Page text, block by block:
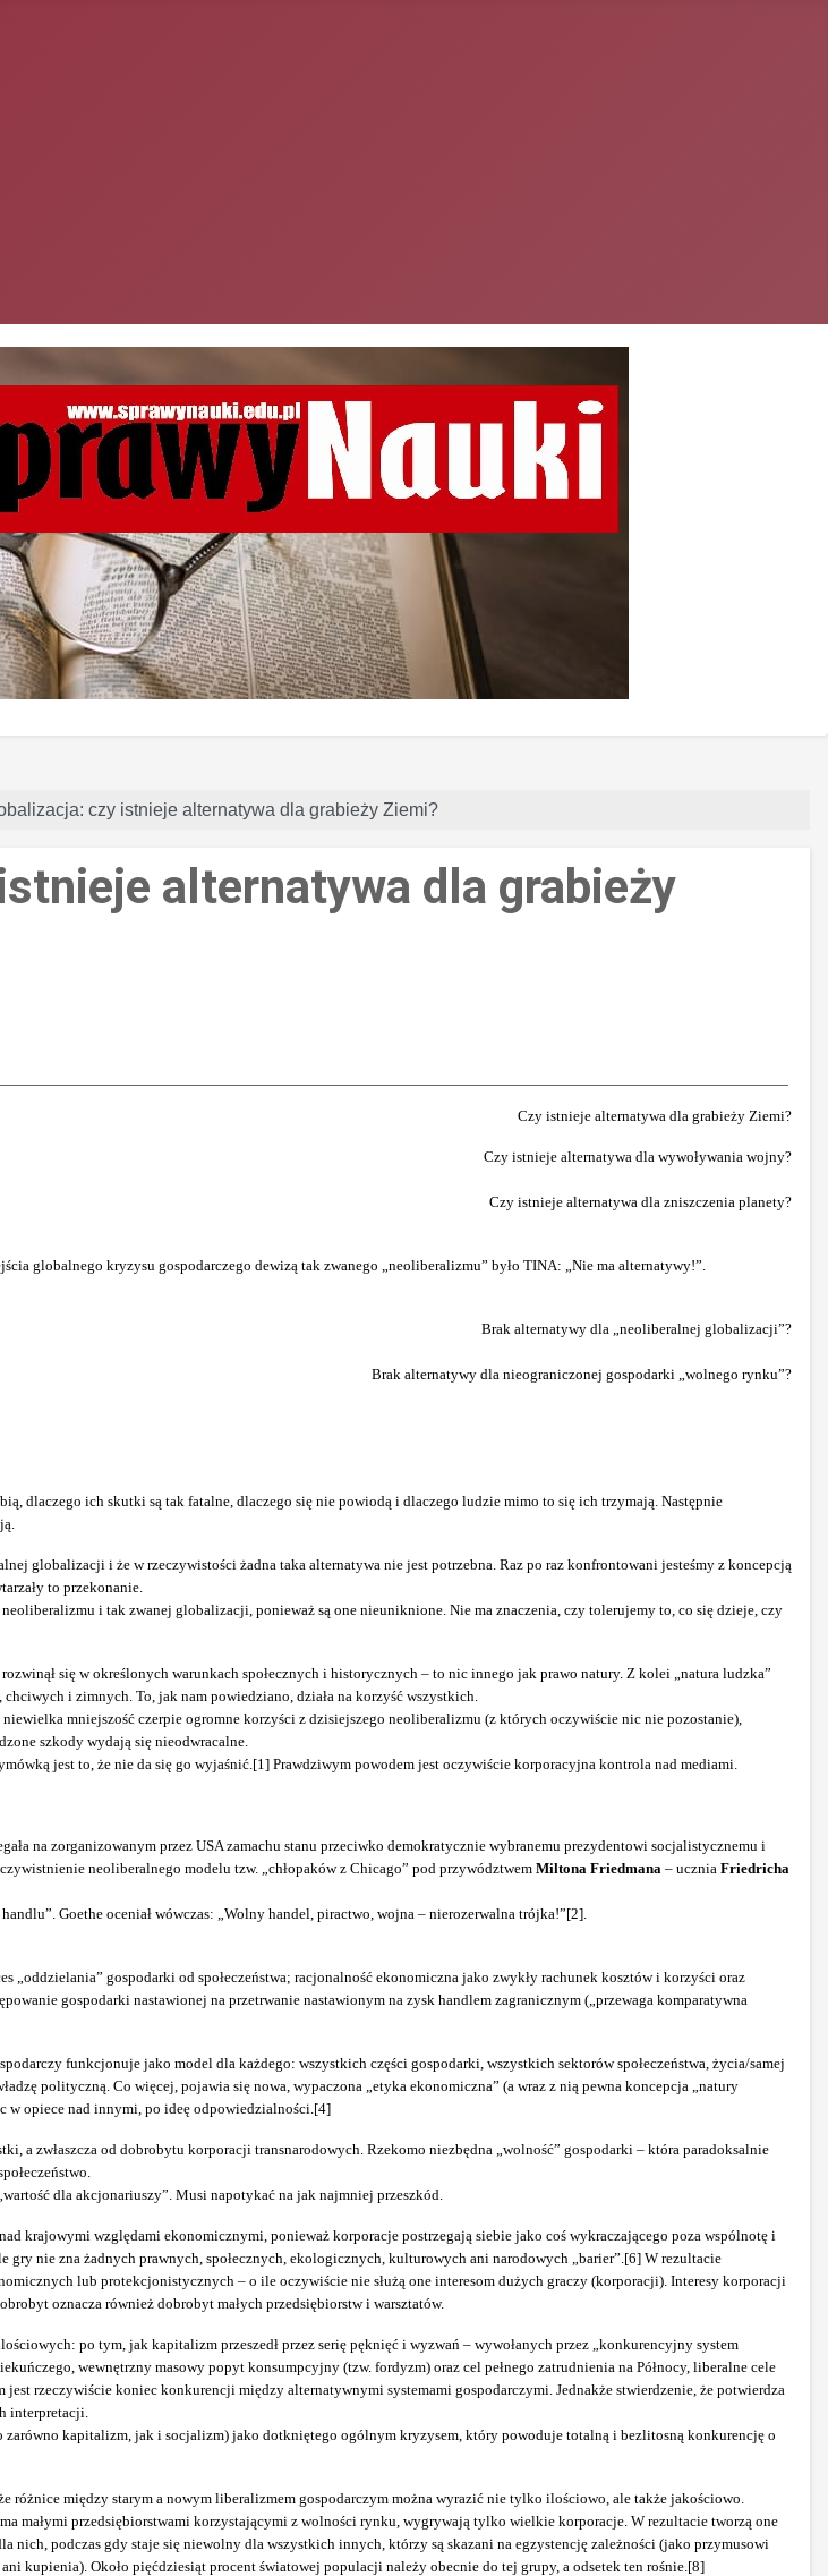
czy istnieje alternatywa dla grabieży Ziemi?
alternatywa dla grabieży
Czy istnieje alternatywa dla grabieży Ziemi?
Czy istnieje alternatywa dla wywoływania wojny?
Czy istnieje alternatywa dla zniszczenia planety?
globalnego kryzysu gospodarczego dewizą tak zwanego „neoliberalizmu” było TINA: „Nie ma alternatywy!”.
Brak alternatywy dla „neoliberalnej globalizacji”?
Brak alternatywy dla nieograniczonej gospodarki „wolnego rynku”?
dlaczego ich skutki są tak fatalne, dlaczego się nie powiodą i dlaczego ludzie mimo to się ich trzymają. Następnie
globalizacji i że w rzeczywistości żadna taka alternatywa nie jest potrzebna. Raz po raz konfrontowani jesteśmy z koncepcją
to przekonanie.
neoliberalizmu i tak zwanej globalizacji, ponieważ są one nieuniknione. Nie ma znaczenia, czy tolerujemy to, co się dzieje, czy
się w określonych warunkach społecznych i historycznych – to nic innego jak prawo natury. Z kolei „natura ludzka”
i zimnych. To, jak nam powiedziano, działa na korzyść wszystkich.
niewielka mniejszość czerpie ogromne korzyści z dzisiejszego neoliberalizmu (z których oczywiście nic nie pozostanie),
szkody wydają się nieodwracalne.
jest to, że nie da się go wyjaśnić.[1] Prawdziwym powodem jest oczywiście korporacyjna kontrola nad mediami.
na zorganizowanym przez USA zamachu stanu przeciwko demokratycznie wybranemu prezydentowi socjalistycznemu i
neoliberalnego modelu tzw. „chłopaków z Chicago” pod przywództwem Miltona Friedmana – ucznia Friedricha
Goethe oceniał wówczas: „Wolny handel, piractwo, wojna – nierozerwalna trójka!”[2].
gospodarki od społeczeństwa; racjonalność ekonomiczna jako zwykły rachunek kosztów i korzyści oraz
gospodarki nastawionej na przetrwanie nastawionym na zysk handlem zagranicznym („przewaga komparatywna
funkcjonuje jako model dla każdego: wszystkich części gospodarki, wszystkich sektorów społeczeństwa, życia/samej
polityczną. Co więcej, pojawia się nowa, wypaczona „etyka ekonomiczna” (a wraz z nią pewna koncepcja „natury
w opiece nad innymi, po ideę odpowiedzialności.[4]
a zwłaszcza od dobrobytu korporacji transnarodowych. Rzekomo niezbędna „wolność” gospodarki – która paradoksalnie
dla akcjonariuszy”. Musi napotykać na jak najmniej przeszkód.
krajowymi względami ekonomicznymi, ponieważ korporacje postrzegają siebie jako coś wykraczającego poza wspólnotę i
nie zna żadnych prawnych, społecznych, ekologicznych, kulturowych ani narodowych „barier”.[6] W rezultacie
lub protekcjonistycznych – o ile oczywiście nie służą one interesom dużych graczy (korporacji). Interesy korporacji
oznacza również dobrobyt małych przedsiębiorstw i warsztatów.
po tym, jak kapitalizm przeszedł przez serię pęknięć i wyzwań – wywołanych przez „konkurencyjny system
wewnętrzny masowy popyt konsumpcyjny (tzw. fordyzm) oraz cel pełnego zatrudnienia na Północy, liberalne cele
rzeczywiście koniec konkurencji między alternatywnymi systemami gospodarczymi. Jednakże stwierdzenie, że potwierdza
interpretacji.
zarówno kapitalizm, jak i socjalizm) jako dotkniętego ogólnym kryzysem, który powoduje totalną i bezlitosną konkurencję o
różnice między starym a nowym liberalizmem gospodarczym można wyrazić nie tylko ilościowo, ale także jakościowo.
małymi przedsiębiorstwami korzystającymi z wolności rynku, wygrywają tylko wielkie korporacje. W rezultacie tworzą one
podczas gdy staje się niewolny dla wszystkich innych, którzy są skazani na egzystencję zależności (jako przymusowi
kupienia). Około pięćdziesiąt procent światowej populacji należy obecnie do tej grupy, a odsetek ten rośnie.[8]